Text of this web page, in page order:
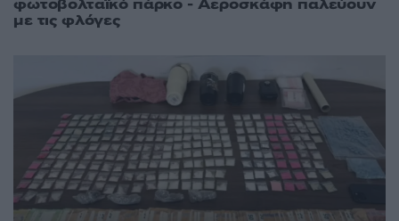
φωτοβολταϊκό πάρκο - Αεροσκάφη παλεύουν
με τις φλόγες